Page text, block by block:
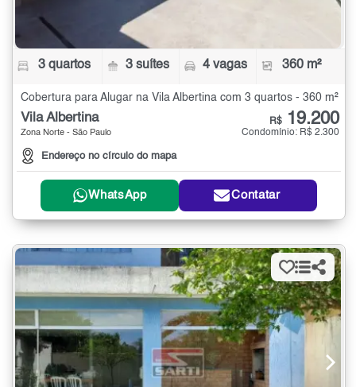
3 quartos 3 suítes 4 vagas 360 m²
Cobertura para Alugar na Vila Albertina com 3 quartos - 360 m²
Vila Albertina
Zona Norte - São Paulo
Endereço no círculo do mapa
R$ 19.200
Condomínio: R$ 2.300
WhatsApp Contatar